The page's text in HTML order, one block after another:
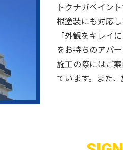
トクナガペイン
根塗装にも対応し
「外観をキレイ
をお持ちのアパ
施工の際にはご
ています。また